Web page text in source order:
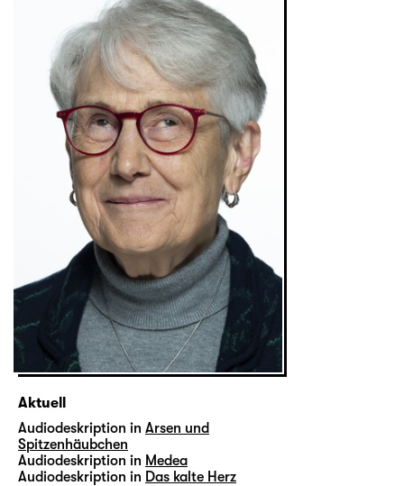
Aktuell
Audiodeskription in Arsen und
Spitzenhäubchen
Audiodeskription in Medea
Audiodeskription in Das kalte Herz